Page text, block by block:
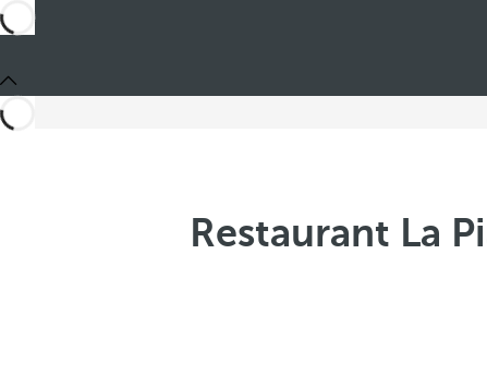
Restaurant La